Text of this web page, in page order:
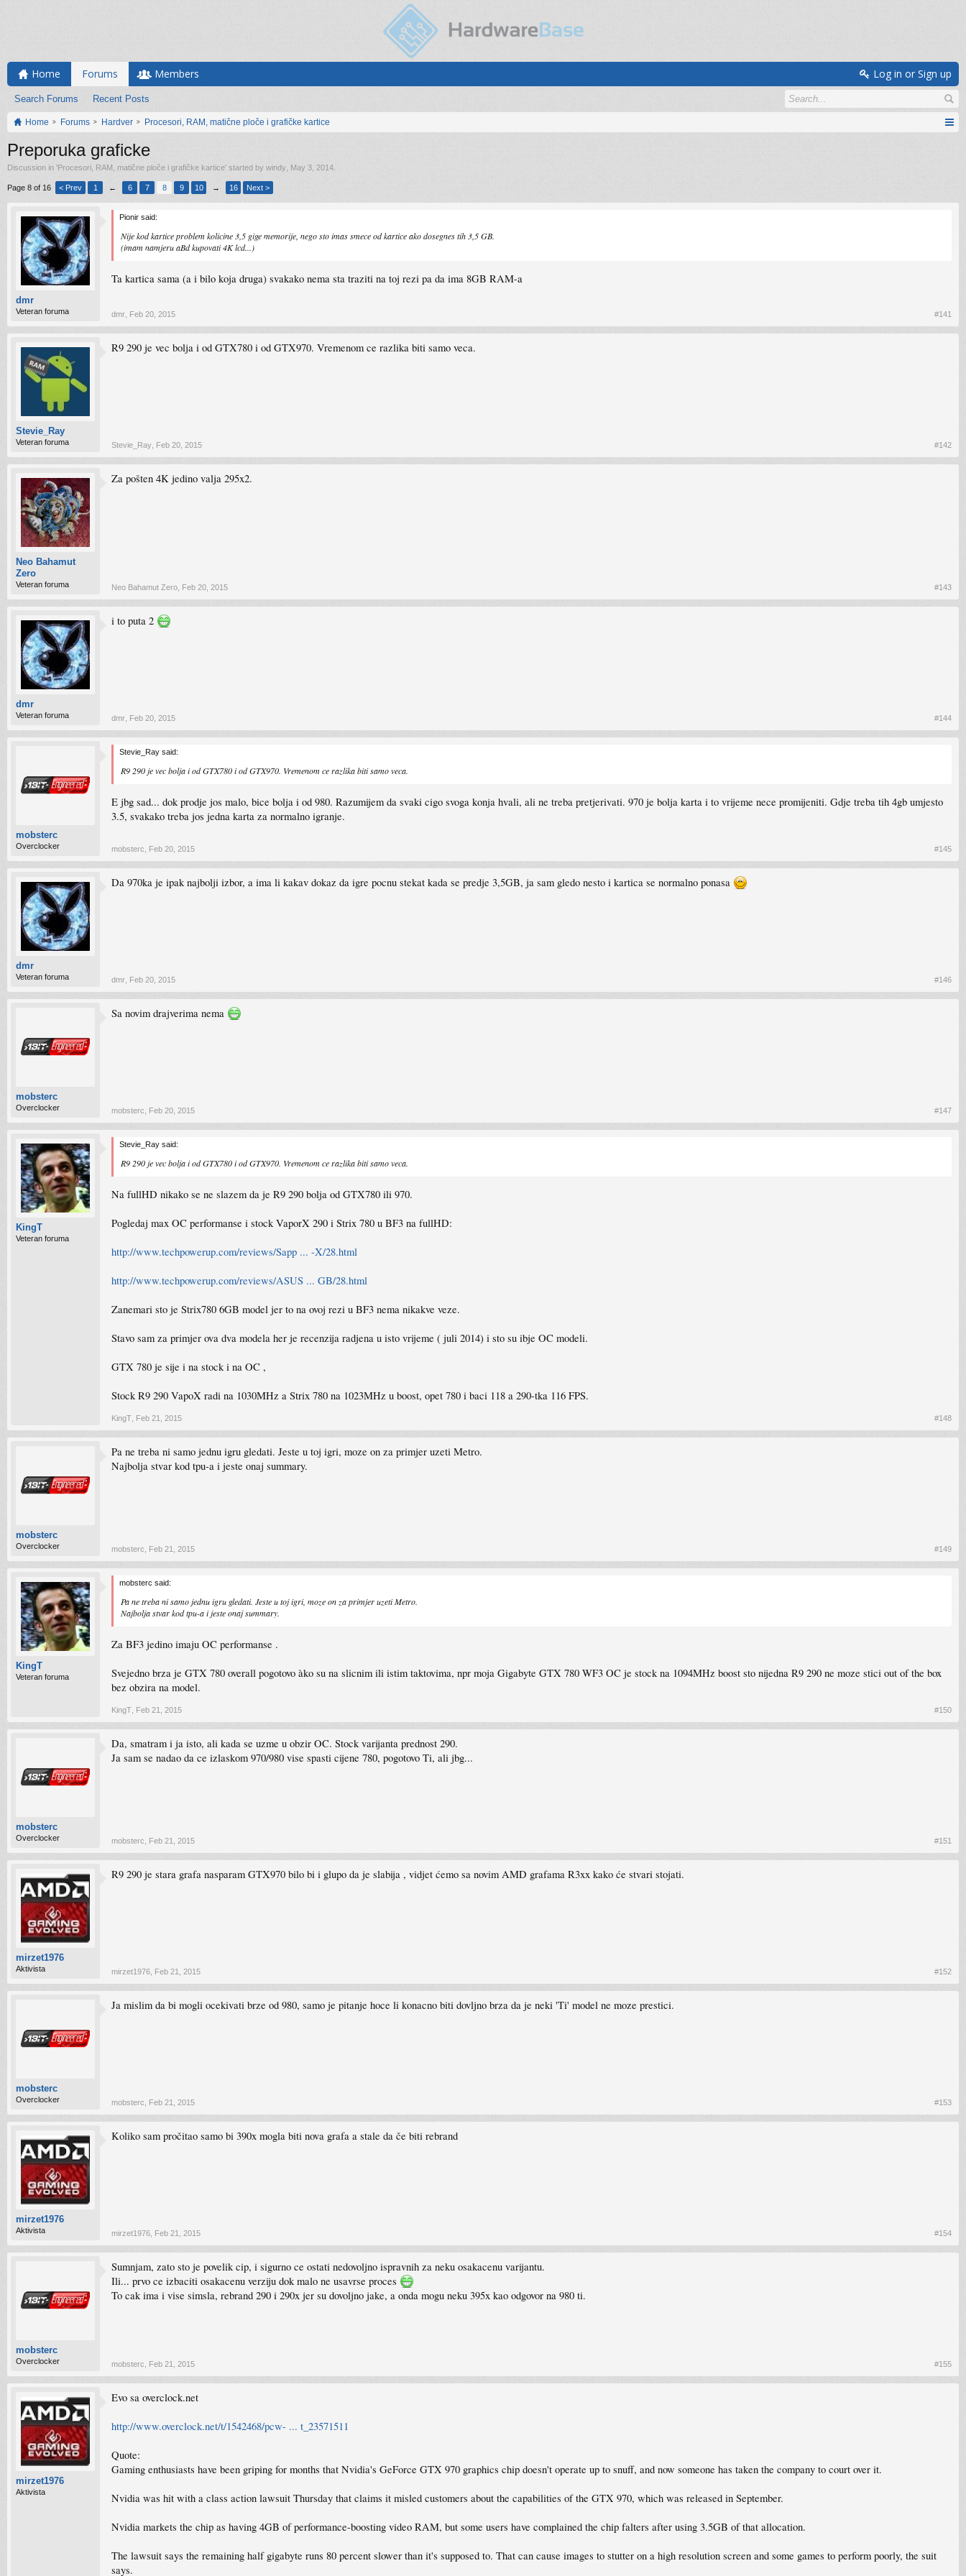
Home Forums
Search Forums Recent Posts
Members Log in or Sign up
Home Forums Hardver Procesori, RAM, matične ploče i grafičke kartice
Preporuka graficke
Discussion in 'Procesori, RAM, matične ploče i grafičke kartice' started by windy May 3, 2014
Page 8 of 16 < Prev 1 ← 6 7 8 9 10 → 16 Next >
dmr
Veteran foruma
Pionir said:
Nije kod kartice problem kolicine 3,5 gige memorije, nego sto imas smece od kartice ako dosegnes tih 3,5 GB.
(imam namjeru aBd kupovati 4K lcd...)
Ta kartica sama (a i bilo koja druga) svakako nema sta traziti na toj rezi pa da ima 8GB RAM-a
dmr Feb 20, 2015 #141
Stevie_Ray
Veteran foruma
R9 290 je vec bolja i od GTX780 i od GTX970. Vremenom ce razlika biti samo veca.
Stevie_Ray Feb 20, 2015 #142
Neo Bahamut
Zero
Veteran foruma
Za pošten 4K jedino valja 295x2.
Neo Bahamut Zero Feb 20, 2015 #143
dmr
Veteran foruma
i to puta 2
dmr Feb 20, 2015 #144
mobsterc
Overclocker
Stevie_Ray said:
R9 290 je vec bolja i od GTX780 i od GTX970. Vremenom ce razlika biti samo veca.
E jbg sad... dok prodje jos malo, bice bolja i od 980. Razumijem da svaki cigo svoga konja hvali, ali ne treba pretjerivati. 970 je bolja karta i to vrijeme nece promijeniti. Gdje treba tih 4gb umjesto
3.5, svakako treba jos jedna karta za normalno igranje.
mobsterc Feb 20, 2015 #145
dmr
Veteran foruma
Da 970ka je ipak najbolji izbor, a ima li kakav dokaz da igre pocnu stekat kada se predje 3,5GB, ja sam gledo nesto i kartica se normalno ponasa
dmr Feb 20, 2015 #146
mobsterc
Overclocker
Sa novim drajverima nema
mobsterc Feb 20, 2015 #147
KingT
Veteran foruma
Stevie_Ray said:
R9 290 je vec bolja i od GTX780 i od GTX970. Vremenom ce razlika biti samo veca.
Na fullHD nikako se ne slazem da je R9 290 bolja od GTX780 ili 970.
Pogledaj max OC performanse i stock VaporX 290 i Strix 780 u BF3 na fullHD:
http://www.techpowerup.com/reviews/Sapp ... -X/28.html
http://www.techpowerup.com/reviews/ASUS ... GB/28.html
Zanemari sto je Strix780 6GB model jer to na ovoj rezi u BF3 nema nikakve veze.
Stavo sam za primjer ova dva modela her je recenzija radjena u isto vrijeme ( juli 2014) i sto su ibje OC modeli.
GTX 780 je sije i na stock i na OC ,
Stock R9 290 VapoX radi na 1030MHz a Strix 780 na 1023MHz u boost, opet 780 i baci 118 a 290-tka 116 FPS.
KingT Feb 21, 2015 #148
mobsterc
Overclocker
Pa ne treba ni samo jednu igru gledati. Jeste u toj igri, moze on za primjer uzeti Metro.
Najbolja stvar kod tpu-a i jeste onaj summary.
mobsterc Feb 21, 2015 #149
KingT
Veteran foruma
mobsterc said:
Pa ne treba ni samo jednu igru gledati. Jeste u toj igri, moze on za primjer uzeti Metro.
Najbolja stvar kod tpu-a i jeste onaj summary.
Za BF3 jedino imaju OC performanse .
Svejedno brza je GTX 780 overall pogotovo àko su na slicnim ili istim taktovima, npr moja Gigabyte GTX 780 WF3 OC je stock na 1094MHz boost sto nijedna R9 290 ne moze stici out of the box
bez obzira na model.
KingT Feb 21, 2015 #150
mobsterc
Overclocker
Da, smatram i ja isto, ali kada se uzme u obzir OC. Stock varijanta prednost 290.
Ja sam se nadao da ce izlaskom 970/980 vise spasti cijene 780, pogotovo Ti, ali jbg...
mobsterc Feb 21, 2015 #151
mirzet1976
Aktivista
R9 290 je stara grafa nasparam GTX970 bilo bi i glupo da je slabija , vidjet ćemo sa novim AMD grafama R3xx kako će stvari stojati.
mirzet1976 Feb 21, 2015 #152
mobsterc
Overclocker
Ja mislim da bi mogli ocekivati brze od 980, samo je pitanje hoce li konacno biti dovljno brza da je neki 'Ti' model ne moze prestici.
mobsterc Feb 21, 2015 #153
mirzet1976
Aktivista
Koliko sam pročitao samo bi 390x mogla biti nova grafa a stale da če biti rebrand
mirzet1976 Feb 21, 2015 #154
mobsterc
Overclocker
Sumnjam, zato sto je povelik cip, i sigurno ce ostati nedovoljno ispravnih za neku osakacenu varijantu.
Ili... prvo ce izbaciti osakacenu verziju dok malo ne usavrse proces
To cak ima i vise simsla, rebrand 290 i 290x jer su dovoljno jake, a onda mogu neku 395x kao odgovor na 980 ti.
mobsterc Feb 21, 2015 #155
mirzet1976
Aktivista
Evo sa overclock.net
http://www.overclock.net/t/1542468/pcw- ... t_23571511
Quote:
Gaming enthusiasts have been griping for months that Nvidia's GeForce GTX 970 graphics chip doesn't operate up to snuff, and now someone has taken the company to court over it.
Nvidia was hit with a class action lawsuit Thursday that claims it misled customers about the capabilities of the GTX 970, which was released in September.
Nvidia markets the chip as having 4GB of performance-boosting video RAM, but some users have complained the chip falters after using 3.5GB of that allocation.
The lawsuit says the remaining half gigabyte runs 80 percent slower than it's supposed to. That can cause images to stutter on a high resolution screen and some games to perform poorly, the suit
says.